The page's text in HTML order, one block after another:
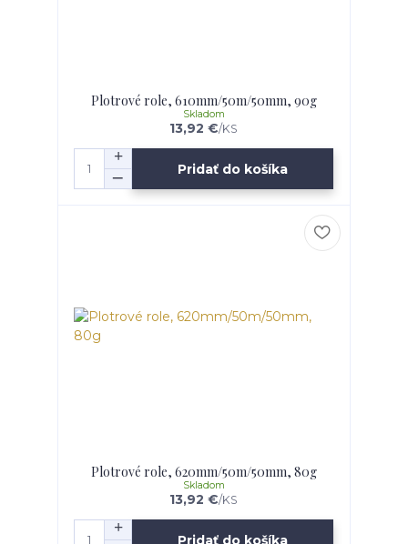
Plotrové role, 610mm/50m/50mm, 90g
13,92 €/KS
Skladom
Pridať do košíka
Plotrové role, 620mm/50m/50mm, 80g
13,92 €/KS
Skladom
Pridať do košíka